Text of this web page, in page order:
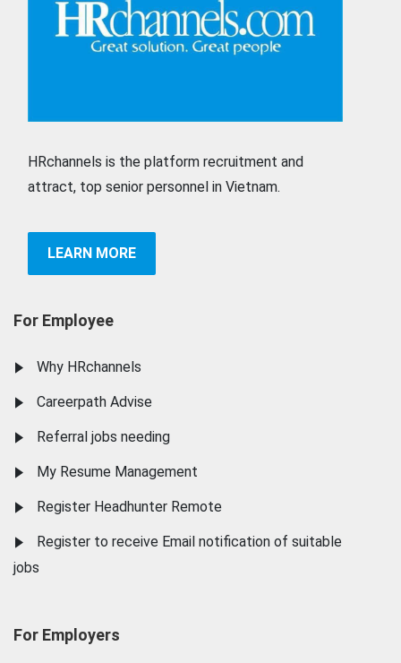
HRchannels is the platform recruitment and
attract, top senior personnel in Vietnam.
LEARN MORE
For Employee
Why HRchannels
Careerpath Advise
Referral jobs needing
My Resume Management
Register Headhunter Remote
Register to receive Email notification of suitable
jobs
For Employers